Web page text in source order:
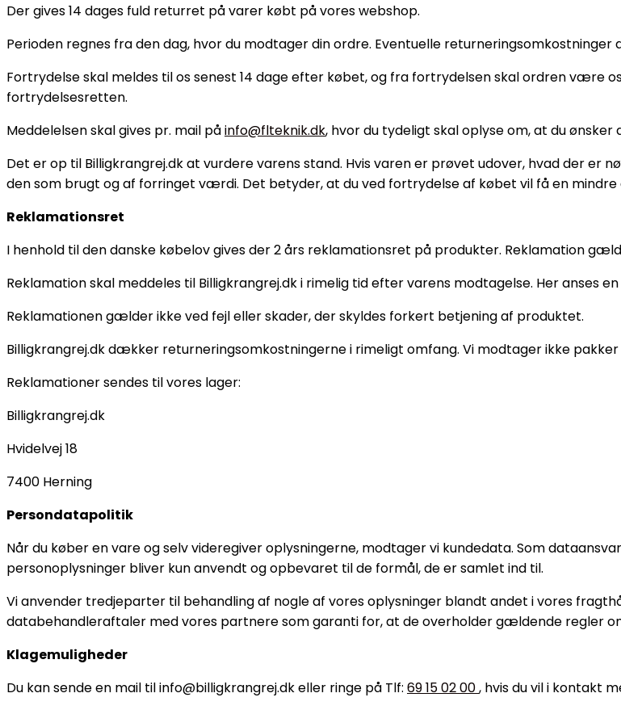
Der gives 14 dages fuld returret på varer købt på vores webshop.
Perioden regnes fra den dag, hvor du modtager din ordre. Eventuelle
Fortrydelse skal meldes til os senest 14 dage efter købet, og fra fortrydelsen skal ordren være
fortrydelsesretten.
Meddelelsen skal gives pr. mail påinfo@flteknik.dk, hvor du tydeligt skal oplyse om, at du
Det er op til Billigkrangrej.dk at vurdere varens stand. Hvis varen er prøvet udover, hvad der
den som brugt og af forringet værdi. Det betyder, at du ved fortrydelse af købet vil få en
Reklamationsret
I henhold til den danske købelov gives der 2 års reklamationsret på produkter. Reklamation
Reklamation skal meddeles til Billigkrangrej.dk i rimelig tid efter varens modtagelse. Her anses
Reklamationen gælder ikke ved fejl eller skader, der skyldes forkert betjening af produktet.
Billigkrangrej.dk dækker returneringsomkostningerne i rimeligt omfang. Vi modtager ikke
Reklamationer sendes til vores lager:
Billigkrangrej.dk
Hvidelvej 18
7400 Herning
Persondatapolitik
Når du køber en vare og selv videregiver oplysningerne, modtager vi kundedata. Som
personoplysninger bliver kun anvendt og opbevaret til de formål, de er samlet ind til.
Vi anvender tredjeparter til behandling af nogle af vores oplysninger blandt andet i vores
databehandleraftaler med vores partnere som garanti for, at de overholder gældende regler
Klagemuligheder
Du kan sende en mail til info@billigkrangrej.dk eller ringe på Tlf: 69 15 02 00, hvis du vil i kontakt